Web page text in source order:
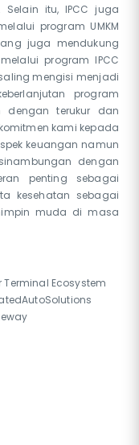
Selain itu, IPCC juga
program UMKM
juga mendukung
program IPCC
mengisi menjadi
program
dengan terukur dan
kami kepada
keuangan namun
dengan
penting sebagai
kesehatan sebagai
muda di masa
Terminal Ecosystem